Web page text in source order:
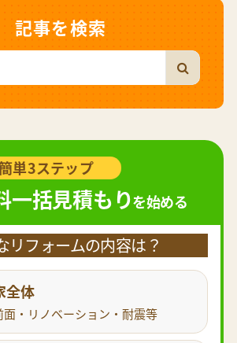
記事を検索
単3ステップ
一括見積もりを始める
リフォームの内容は？
全体
面・リノベーション・耐震等